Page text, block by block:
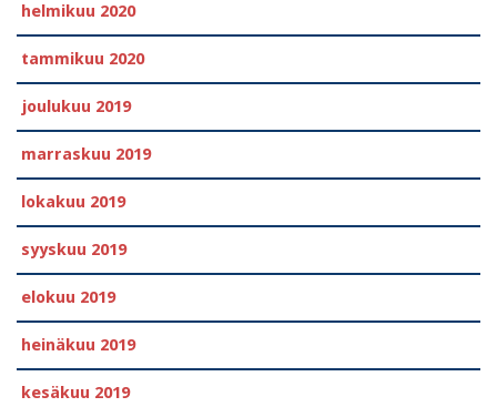
helmikuu 2020
tammikuu 2020
joulukuu 2019
marraskuu 2019
lokakuu 2019
syyskuu 2019
elokuu 2019
heinäkuu 2019
kesäkuu 2019